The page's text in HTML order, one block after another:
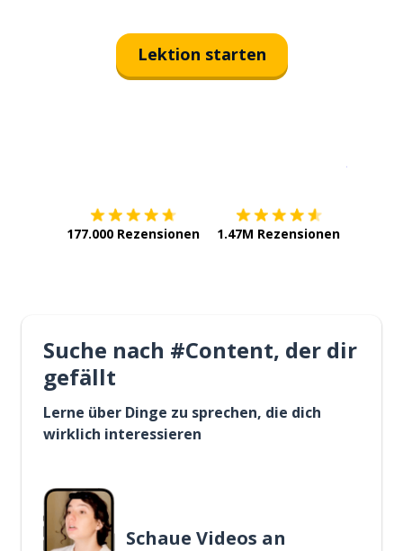
Lektion starten
177.000 Rezensionen 1.47M Rezensionen
Suche nach #Content, der dir
gefällt
Lerne über Dinge zu sprechen, die dich
wirklich interessieren
Schaue Videos an